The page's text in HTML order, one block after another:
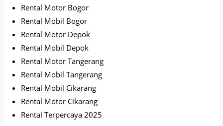
Rental Motor Bogor
Rental Mobil Bogor
Rental Motor Depok
Rental Mobil Depok
Rental Motor Tangerang
Rental Mobil Tangerang
Rental Mobil Cikarang
Rental Motor Cikarang
Rental Terpercaya 2025